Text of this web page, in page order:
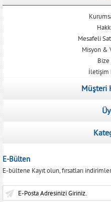
Mesafeli
Misyon &
Bize
İletişim
Müşteri
E-Bülten
E-bültene Kayıt olun, fırsatları